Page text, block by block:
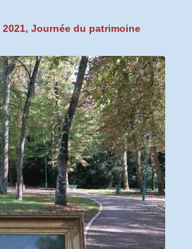
Journée du patrimoine